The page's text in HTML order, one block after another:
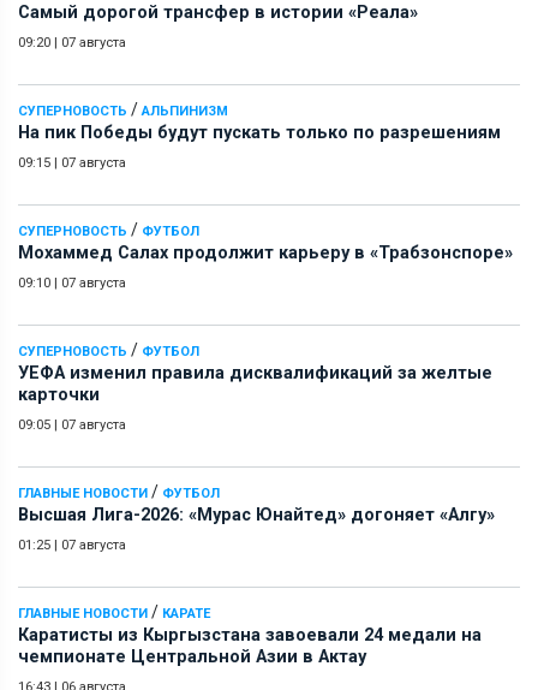
Самый дорогой трансфер в истории «Реала»
09:20 | 07 августа
СУПЕРНОВОСТЬ / АЛЬПИНИЗМ
На пик Победы будут пускать только по разрешениям
09:15 | 07 августа
СУПЕРНОВОСТЬ / ФУТБОЛ
Мохаммед Салах продолжит карьеру в «Трабзонспоре»
09:10 | 07 августа
СУПЕРНОВОСТЬ / ФУТБОЛ
УЕФА изменил правила дисквалификаций за желтые
карточки
09:05 | 07 августа
ГЛАВНЫЕ НОВОСТИ / ФУТБОЛ
Высшая Лига-2026: «Мурас Юнайтед» догоняет «Алгу»
01:25 | 07 августа
ГЛАВНЫЕ НОВОСТИ / КАРАТЕ
Каратисты из Кыргызстана завоевали 24 медали на
чемпионате Центральной Азии в Актау
16:43 | 06 августа